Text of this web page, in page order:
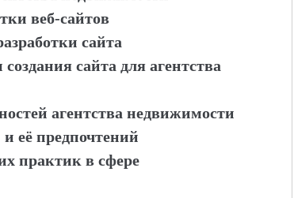
веб-сайтов
сайта
сайта для агентства
агентства недвижимости
её предпочтений
практик в сфере